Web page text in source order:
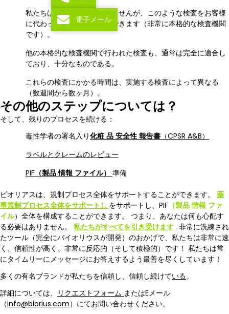
私たちは検査機関ではありませんが、このような検査をお客様
に代わって実施することもできます（非常に本格的な検査機関
です）。
他の本格的な検査機関で行われた検査も、通常は完全に適合し
ており、十分なものである。
これらの検査にかかる時間は、実施する検査によって異なる
（数週間から数ヶ月）。
その他のステップについては？
そして、残りのプロセスを続ける：
毒性学者の署名入り化粧 品 安全性 報告書 （CPSR A&B）
ラベルとクレームのレビュー
PIF （製品 情報 ファイル） 準備
ビオリアスは、規制プロセス全体をサポートすることができます。 薬
事規制プロセス全体をサポートし をサポートし、PIF （製品 情報 ファ
イル）全体を構成することができます。 つまり、あなたは何も心配す
る必要はありません。 私たちがすべてを引き受けます. 非常に洗練され
たツール（完全にバイオリウスが開発）のおかげで、私たちは非常に速
く、信頼性が高く、非常に反応的（そして積極的）です！ 私たちは常
にタイムリーにメッセージにお答えするよう最善を尽くしています！
多くの有名ブランドが私たちを信頼し、信頼し続けている。
詳細については、
リクエストフォーム またはEメール
（info@biorius.com）にてお問い合わせください。
電子メール